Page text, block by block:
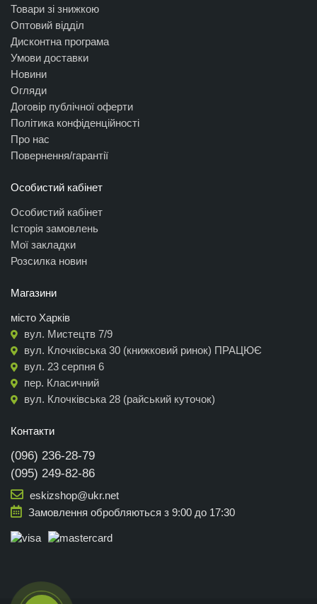
Товари зі знижкою
Оптовий відділ
Дисконтна програма
Умови доставки
Новини
Огляди
Договір публічної оферти
Політика конфіденційності
Про нас
Повернення/гарантії
Особистий кабінет
Особистий кабінет
Історія замовлень
Мої закладки
Розсилка новин
Магазини
місто Харків
вул. Мистецтв 7/9
вул. Клочківська 30 (книжковий ринок) ПРАЦЮЄ
вул. 23 серпня 6
пер. Класичний
вул. Клочківська 28 (райський куточок)
Контакти
(096) 236-28-79
(095) 249-82-86
eskizshop@ukr.net
Замовлення обробляються з 9:00 до 17:30